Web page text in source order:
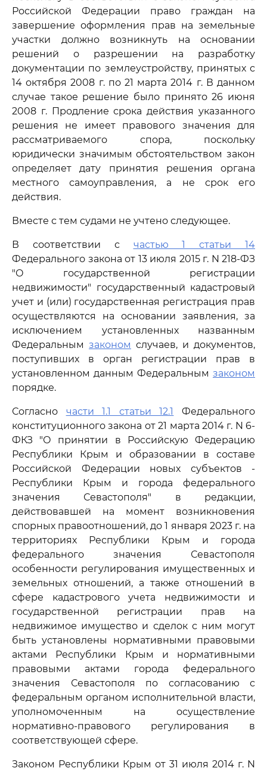
Российской Федерации право граждан на
завершение оформления прав на земельные
участки должно возникнуть на основании
решений о разрешении на разработку
документации по землеустройству, принятых с
14 октября 2008 г. по 21 марта 2014 г. В данном
случае такое решение было принято 26 июня
2008 г. Продление срока действия указанного
решения не имеет правового значения для
рассматриваемого спора, поскольку
юридически значимым обстоятельством закон
определяет дату принятия решения органа
местного самоуправления, а не срок его
действия.
Вместе с тем судами не учтено следующее.
В соответствии с частью 1 статьи 14
Федерального закона от 13 июля 2015 г. N 218-ФЗ
"О государственной регистрации
недвижимости" государственный кадастровый
учет и (или) государственная регистрация прав
осуществляются на основании заявления, за
исключением установленных названным
Федеральным законом случаев, и документов,
поступивших в орган регистрации прав в
установленном данным Федеральным законом
порядке.
Согласно части 1.1 статьи 12.1
Федерального
конституционного закона от 21 марта 2014 г. N 6-
ФКЗ "О принятии в Российскую Федерацию
Республики Крым и образовании в составе
Российской Федерации новых субъектов -
Республики Крым и города федерального
значения Севастополя" в редакции,
действовавшей на момент возникновения
спорных правоотношений, до 1 января 2023 г. на
территориях Республики Крым и города
федерального значения Севастополя
особенности регулирования имущественных и
земельных отношений, а также отношений в
сфере кадастрового учета недвижимости и
государственной регистрации прав на
недвижимое имущество и сделок с ним могут
быть установлены нормативными правовыми
актами Республики Крым и нормативными
правовыми актами города федерального
значения Севастополя по согласованию с
федеральным органом исполнительной власти,
уполномоченным на осуществление
нормативно-правового регулирования в
соответствующей сфере.
Законом Республики Крым от 31 июля 2014 г. N